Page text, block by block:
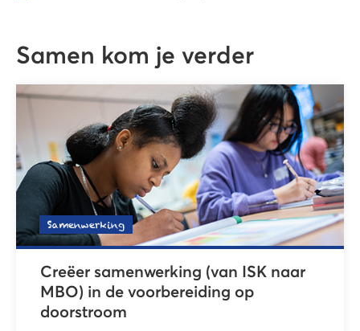
Samen kom je verder
Samenwerking
Creëer samenwerking (van ISK naar
MBO) in de voorbereiding op
doorstroom